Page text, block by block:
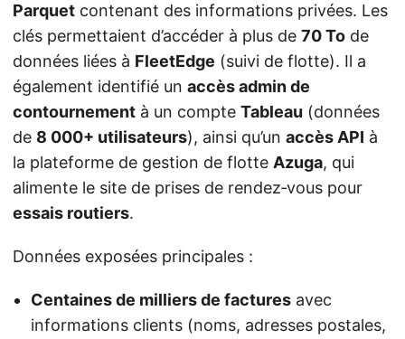
Parquet contenant des informations privées. Les
clés permettaient d’accéder à plus de 70 To de
données liées à FleetEdge (suivi de flotte). Il a
également identifié un accès admin de
contournement à un compte Tableau (données
de 8 000+ utilisateurs), ainsi qu’un accès API à
la plateforme de gestion de flotte Azuga, qui
alimente le site de prises de rendez‑vous pour
essais routiers.
Données exposées principales :
Centaines de milliers de factures avec
informations clients (noms, adresses postales,